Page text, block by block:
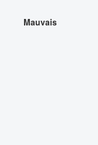
Mauvais